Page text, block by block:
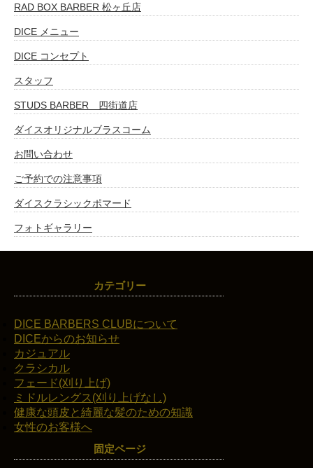
RAD BOX BARBER 松ヶ丘店
DICE メニュー
DICE コンセプト
スタッフ
STUDS BARBER 四街道店
ダイスオリジナルブラスコーム
お問い合わせ
ご予約での注意事項
ダイスクラシックポマード
フォトギャラリー
カテゴリー
DICE BARBERS CLUBについて
DICEからのお知らせ
カジュアル
クラシカル
フェード(刈り上げ)
ミドルレングス(刈り上げなし)
健康な頭皮と綺麗な髪のための知識
女性のお客様へ
固定ページ